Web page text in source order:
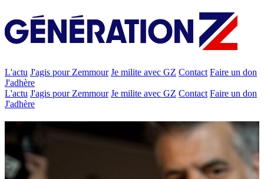
L'actu J'agis pour Zemmour Je milite avec GZ Contact Faire un don
J'adhère
L'actu J'agis pour Zemmour Je milite avec GZ Contact Faire un don
J'adhère